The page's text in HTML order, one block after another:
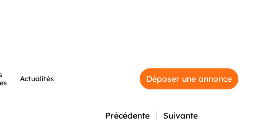
Actualités Déposer une annonce
Précédente Suivante